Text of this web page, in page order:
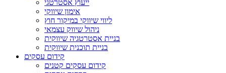
ייעוץ אסטרטגי
אימון שיווקי
ליווי שיווקי במיקור חוץ
ניהול שיווק עצמאי
בניית אסטרטגיה שיווקית
בניית תוכנית שיווקית
קידום עסקים
קידום עסקים קטנים